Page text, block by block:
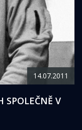
14.07.2011
SPOLEČNĚ V